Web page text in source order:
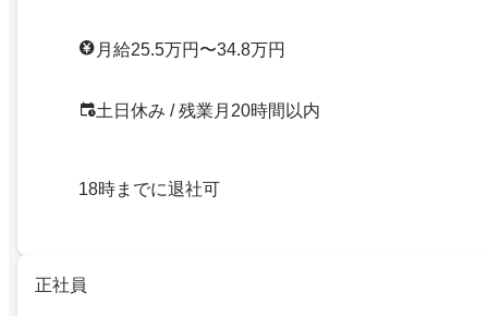
月給25.5万円〜34.8万円
土日休み / 残業月20時間以内
18時までに退社可
正社員